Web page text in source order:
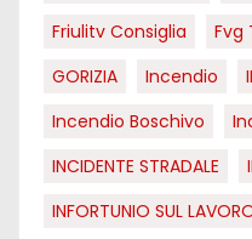
Friulitv Consiglia
Fvg
GORIZIA
Incendio
Incendio Boschivo
INCIDENTE STRADALE
INFORTUNIO SUL